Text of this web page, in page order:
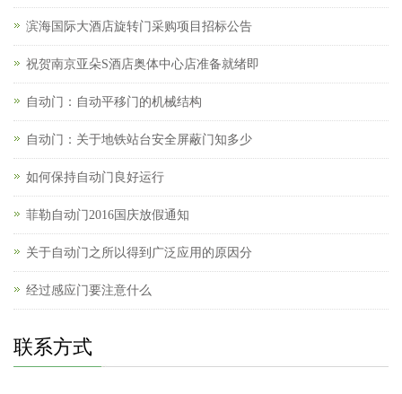
滨海国际大酒店旋转门采购项目招标公告
祝贺南京亚朵S酒店奥体中心店准备就绪即
自动门：自动平移门的机械结构
自动门：关于地铁站台安全屏蔽门知多少
如何保持自动门良好运行
菲勒自动门2016国庆放假通知
关于自动门之所以得到广泛应用的原因分
经过感应门要注意什么
联系方式